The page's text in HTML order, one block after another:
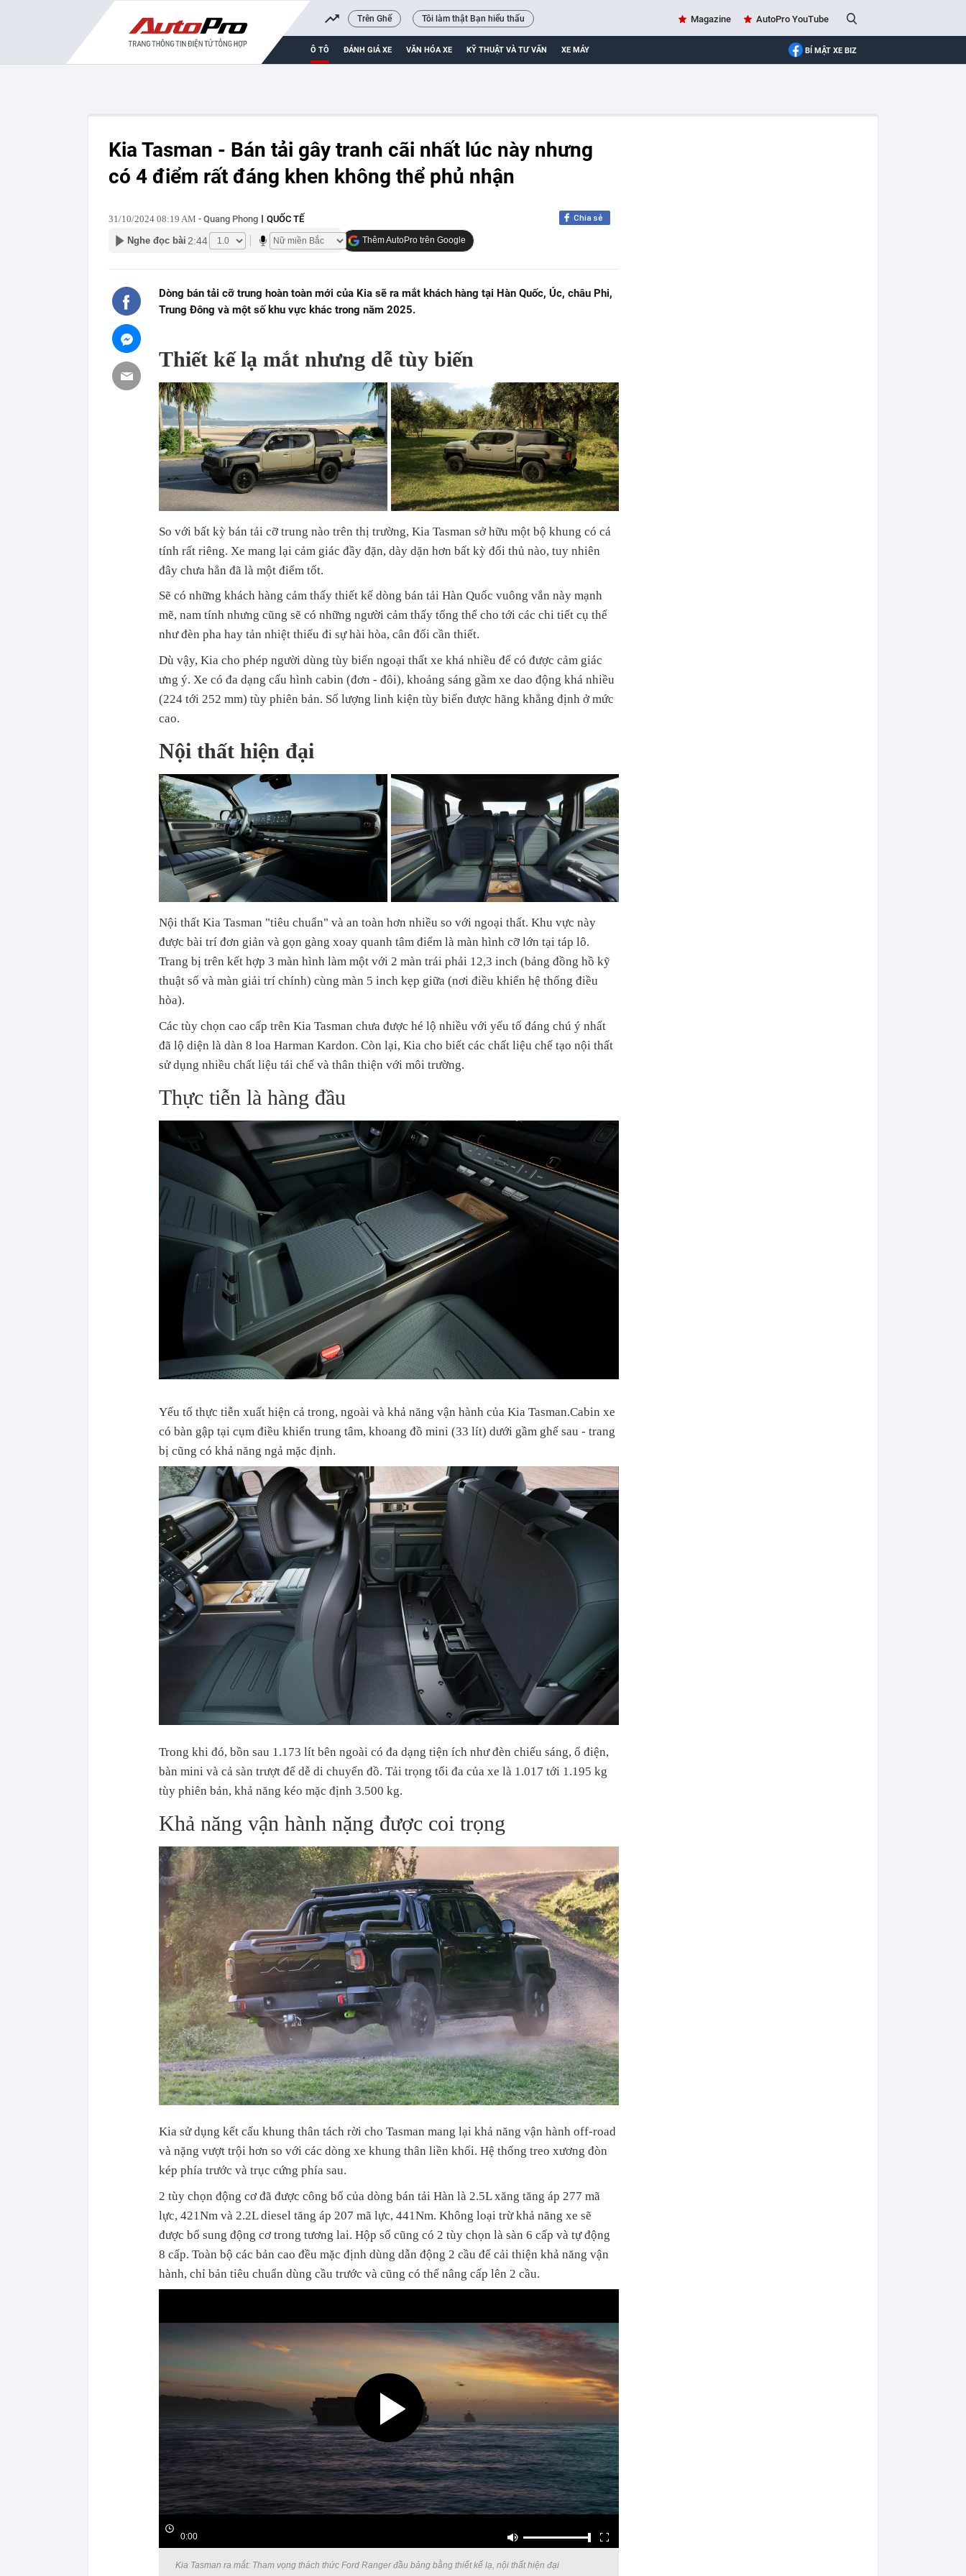
Trên Ghế Tôi làm thật Bạn hiểu thấu Magazine AutoPro YouTube
Ô TÔ ĐÁNH GIÁ XE VĂN HÓA XE KỸ THUẬT VÀ TƯ VẤN XE MÁY BÍ MẬT XE BIZ
Kia Tasman - Bán tải gây tranh cãi nhất lúc này nhưng
có 4 điểm rất đáng khen không thể phủ nhận
31/10/2024 08:19 AM - Quang Phong QUỐC TẾ Chia sẻ
Thêm AutoPro trên Google
Nghe đọc bài 2:44
Dòng bán tải cỡ trung hoàn toàn mới của Kia sẽ ra mắt khách hàng tại Hàn Quốc, Úc, châu Phi,
Trung Đông và một số khu vực khác trong năm 2025.
Thiết kế lạ mắt nhưng dễ tùy biến
So với bất kỳ bán tải cỡ trung nào trên thị trường, Kia Tasman sở hữu một bộ khung có cá
tính rất riêng. Xe mang lại cảm giác đầy đặn, dày dặn hơn bất kỳ đối thủ nào, tuy nhiên
đây chưa hẳn đã là một điểm tốt.
Sẽ có những khách hàng cảm thấy thiết kế dòng bán tải Hàn Quốc vuông vắn này mạnh
mẽ, nam tính nhưng cũng sẽ có những người cảm thấy tổng thể cho tới các chi tiết cụ thể
như đèn pha hay tản nhiệt thiếu đi sự hài hòa, cân đối cần thiết.
Dù vậy, Kia cho phép người dùng tùy biến ngoại thất xe khá nhiều để có được cảm giác
ưng ý. Xe có đa dạng cấu hình cabin (đơn - đôi), khoảng sáng gầm xe dao động khá nhiều
(224 tới 252 mm) tùy phiên bản. Số lượng linh kiện tùy biến được hãng khẳng định ở mức
cao.
Nội thất hiện đại
Nội thất Kia Tasman "tiêu chuẩn" và an toàn hơn nhiều so với ngoại thất. Khu vực này
được bài trí đơn giản và gọn gàng xoay quanh tâm điểm là màn hình cỡ lớn tại táp lô.
Trang bị trên kết hợp 3 màn hình làm một với 2 màn trái phải 12,3 inch (bảng đồng hồ kỹ
thuật số và màn giải trí chính) cùng màn 5 inch kẹp giữa (nơi điều khiển hệ thống điều
hòa).
Các tùy chọn cao cấp trên Kia Tasman chưa được hé lộ nhiều với yếu tố đáng chú ý nhất
đã lộ diện là dàn 8 loa Harman Kardon. Còn lại, Kia cho biết các chất liệu chế tạo nội thất
sử dụng nhiều chất liệu tái chế và thân thiện với môi trường.
Thực tiễn là hàng đầu
Yếu tố thực tiễn xuất hiện cả trong, ngoài và khả năng vận hành của Kia Tasman.Cabin xe
có bàn gập tại cụm điều khiển trung tâm, khoang đồ mini (33 lít) dưới gầm ghế sau - trang
bị cũng có khả năng ngả mặc định.
Trong khi đó, bồn sau 1.173 lít bên ngoài có đa dạng tiện ích như đèn chiếu sáng, ổ điện,
bàn mini và cả sàn trượt để dễ di chuyển đồ. Tải trọng tối đa của xe là 1.017 tới 1.195 kg
tùy phiên bản, khả năng kéo mặc định 3.500 kg.
Khả năng vận hành nặng được coi trọng
Kia sử dụng kết cấu khung thân tách rời cho Tasman mang lại khả năng vận hành off-road
và nặng vượt trội hơn so với các dòng xe khung thân liền khối. Hệ thống treo xương đòn
kép phía trước và trục cứng phía sau.
2 tùy chọn động cơ đã được công bố của dòng bán tải Hàn là 2.5L xăng tăng áp 277 mã
lực, 421Nm và 2.2L diesel tăng áp 207 mã lực, 441Nm. Không loại trừ khả năng xe sẽ
được bổ sung động cơ trong tương lai. Hộp số cũng có 2 tùy chọn là sàn 6 cấp và tự động
8 cấp. Toàn bộ các bản cao đều mặc định dùng dẫn động 2 cầu để cải thiện khả năng vận
hành, chỉ bản tiêu chuẩn dùng cầu trước và cũng có thể nâng cấp lên 2 cầu.
0:00
Kia Tasman ra mắt: Tham vọng thách thức Ford Ranger đầu bảng bằng thiết kế lạ, nội thất hiện đại